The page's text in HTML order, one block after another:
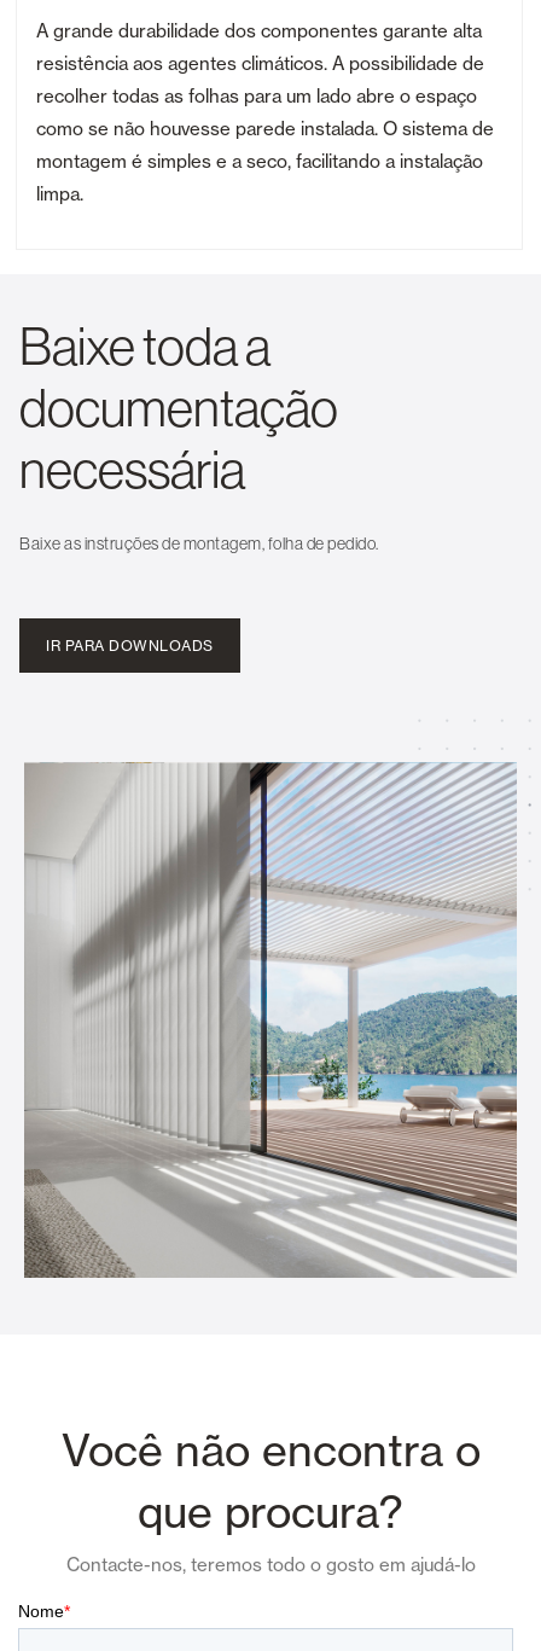
A grande durabilidade dos componentes garante alta
resistência aos agentes climáticos. A possibilidade de
recolher todas as folhas para um lado abre o espaço
como se não houvesse parede instalada. O sistema de
montagem é simples e a seco, facilitando a instalação
limpa.
Baixe toda a
documentação
necessária
Baixe as instruções de montagem, folha de pedido.
IR PARA DOWNLOADS
Você não encontra o
que procura?
Contacte-nos, teremos todo o gosto em ajudá-lo